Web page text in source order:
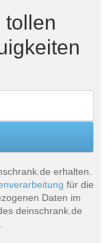
tollen
erhalten.
für die
Daten im
deinschrank.de